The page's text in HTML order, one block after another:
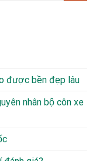
được bền đẹp lâu
nhân bộ côn xe